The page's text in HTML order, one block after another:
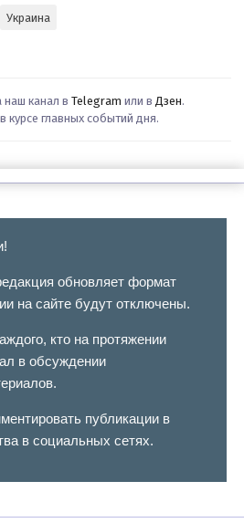
Украина
наш канал в Telegram или в Дзен.
курсе главных событий дня.
обновляет формат
на сайте будут отключены.
кто на протяжении
в обсуждении
публикации в
в социальных сетях.